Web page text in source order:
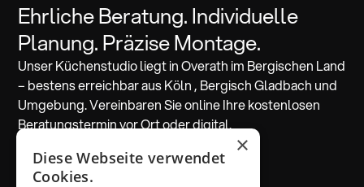
Ehrliche Beratung. Individuelle
Planung. Präzise Montage.
Unser Küchenstudio liegt in Overath im Bergischen Land
– bestens erreichbar aus Köln , Bergisch Gladbach und
Umgebung. Vereinbaren Sie online Ihre kostenlosen
Beratungstermin vor Ort oder digital.
Beratung vereinbaren
×
Diese Webseite verwendet
Cookies.